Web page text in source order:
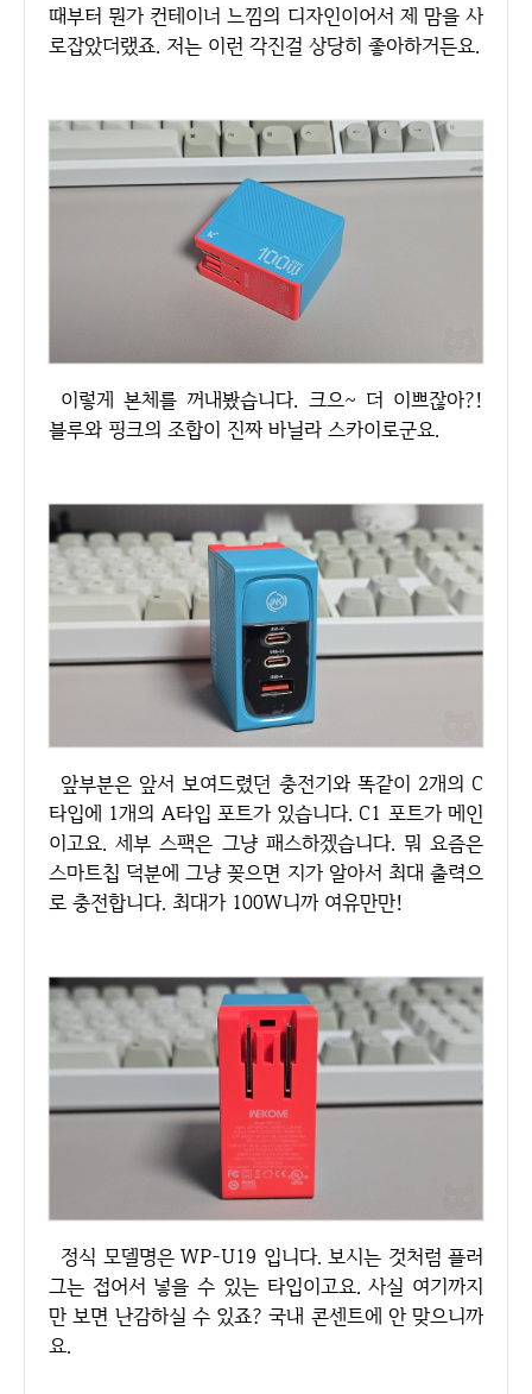
때부터 뭔가 컨테이너 느낌의 디자인이어서 제 맘을 사
로잡았더랬죠. 저는 이런 각진걸 상당히 좋아하거든요.
이렇게 본체를 꺼내봤습니다. 크으~ 더 이쁘잖아?!
블루와 핑크의 조합이 진짜 바닐라 스카이로군요.
앞부분은 앞서 보여드렸던 충전기와 똑같이 2개의 C
타입에 1개의 A타입 포트가 있습니다. C1 포트가 메인
이고요. 세부 스팩은 그냥 패스하겠습니다. 뭐 요즘은
스마트칩 덕분에 그냥 꽂으면 지가 알아서 최대 출력으
로 충전합니다. 최대가 100W니까 여유만만!
정식 모델명은 WP-U19 입니다. 보시는 것처럼 플러
그는 접어서 넣을 수 있는 타입이고요. 사실 여기까지
만 보면 난감하실 수 있죠? 국내 콘센트에 안 맞으니까
요.